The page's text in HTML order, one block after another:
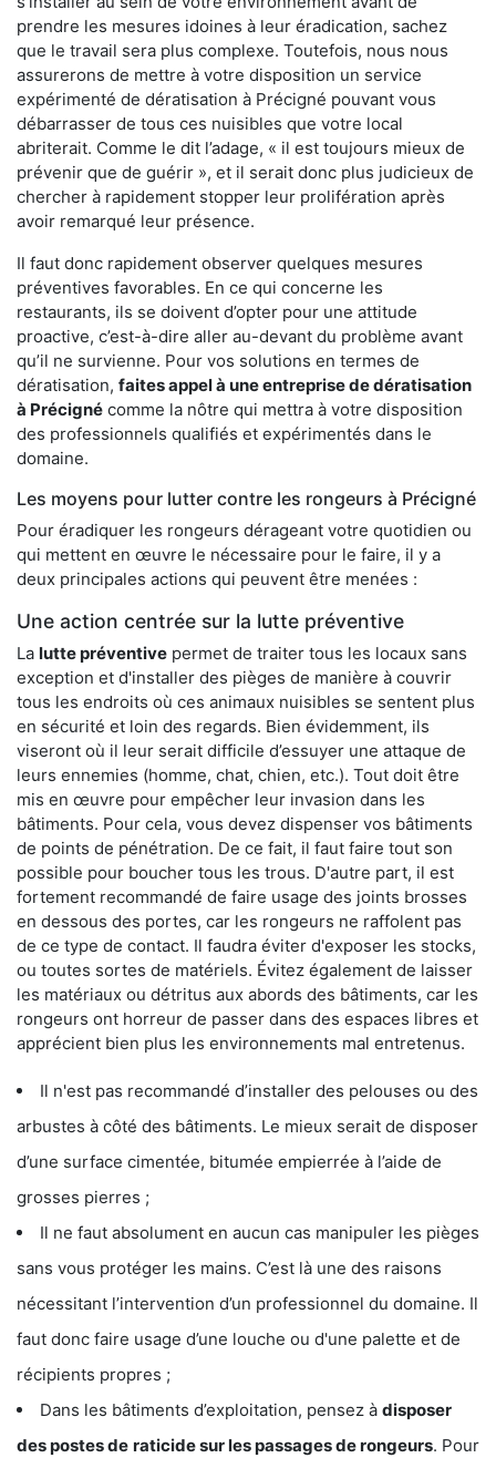
prendre les mesures idoines à leur éradication, sachez
que le travail sera plus complexe. Toutefois, nous nous
assurerons de mettre à votre disposition un service
expérimenté de dératisation à Précigné pouvant vous
débarrasser de tous ces nuisibles que votre local
abriterait. Comme le dit l’adage, « il est toujours mieux de
prévenir que de guérir », et il serait donc plus judicieux de
chercher à rapidement stopper leur prolifération après
avoir remarqué leur présence.
Il faut donc rapidement observer quelques mesures
préventives favorables. En ce qui concerne les
restaurants, ils se doivent d’opter pour une attitude
proactive, c’est-à-dire aller au-devant du problème avant
qu’il ne survienne. Pour vos solutions en termes de
dératisation, faites appel à une entreprise de dératisation
à Précigné comme la nôtre qui mettra à votre disposition
des professionnels qualifiés et expérimentés dans le
domaine.
Les moyens pour lutter contre les rongeurs à Précigné
Pour éradiquer les rongeurs dérageant votre quotidien ou
qui mettent en œuvre le nécessaire pour le faire, il y a
deux principales actions qui peuvent être menées :
Une action centrée sur la lutte préventive
La lutte préventive permet de traiter tous les locaux sans
exception et d'installer des pièges de manière à couvrir
tous les endroits où ces animaux nuisibles se sentent plus
en sécurité et loin des regards. Bien évidemment, ils
viseront où il leur serait difficile d’essuyer une attaque de
leurs ennemies (homme, chat, chien, etc.). Tout doit être
mis en œuvre pour empêcher leur invasion dans les
bâtiments. Pour cela, vous devez dispenser vos bâtiments
de points de pénétration. De ce fait, il faut faire tout son
possible pour boucher tous les trous. D'autre part, il est
fortement recommandé de faire usage des joints brosses
en dessous des portes, car les rongeurs ne raffolent pas
de ce type de contact. Il faudra éviter d'exposer les stocks,
ou toutes sortes de matériels. Évitez également de laisser
les matériaux ou détritus aux abords des bâtiments, car les
rongeurs ont horreur de passer dans des espaces libres et
apprécient bien plus les environnements mal entretenus.
Il n'est pas recommandé d’installer des pelouses ou des
arbustes à côté des bâtiments. Le mieux serait de disposer
d’une surface cimentée, bitumée empierrée à l’aide de
grosses pierres ;
Il ne faut absolument en aucun cas manipuler les pièges
sans vous protéger les mains. C’est là une des raisons
nécessitant l’intervention d’un professionnel du domaine. Il
faut donc faire usage d’une louche ou d'une palette et de
récipients propres ;
Dans les bâtiments d’exploitation, pensez à disposer
des postes de raticide sur les passages de rongeurs. Pour